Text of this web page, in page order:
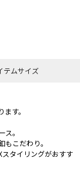
テムサイズ
す。
。
こだわり。
タイリングがおすす